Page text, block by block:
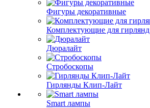
Фигуры декоративные
Комплектующие для гирлянд
Дюралайт
Стробоскопы
Гирлянды Клип-Лайт
Smart лампы